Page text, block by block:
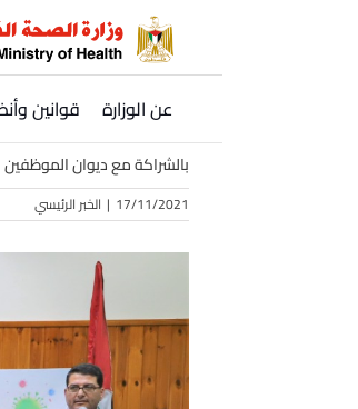
عن الوزارة قوانين
بالشراكة مع ديوان
17/11/2021
| الخبر الرئيسي